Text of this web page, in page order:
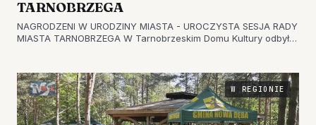
TARNOBRZEGA
NAGRODZENI W URODZINY MIASTA - UROCZYSTA SESJA RADY
MIASTA TARNOBRZEGA W Tarnobrzeskim Domu Kultury odbyła
praw miejskich.…
W REGIONIE